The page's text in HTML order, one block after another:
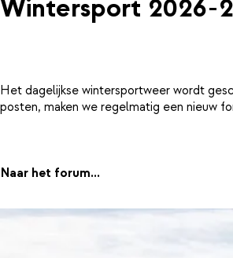
Wintersport 2026-
Het dagelijkse wintersportweer wordt
posten, maken we regelmatig een nieuw
Naar het forum...